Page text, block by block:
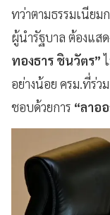
ทว่าตามธรรมเนียม
ผู้นำรัฐบาล ต้องแส
ทองธาร ชินวัตร”
อย่างน้อย ครม.ที่ร่ว
ชอบด้วยการ “ลาอ